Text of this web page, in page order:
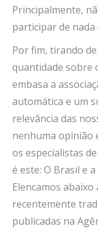
Principalmente,
participar de nada
Por fim, tirando
quantidade sobre
embasa a
automática e um
relevância das
nenhuma opinião
os especialistas
é este: O Brasil e
Elencamos
recentemente
publicadas na